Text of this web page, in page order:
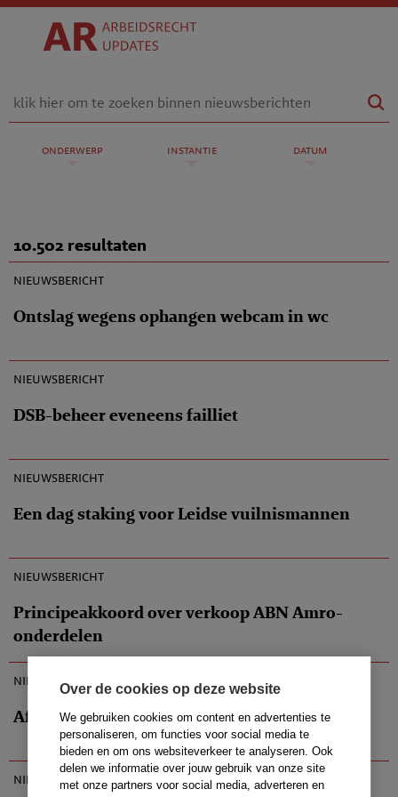
Over de cookies op deze website
We gebruiken cookies om content en advertenties te
personaliseren, om functies voor social media te
bieden en om ons websiteverkeer te analyseren. Ook
delen we informatie over jouw gebruik van onze site
met onze partners voor social media, adverteren en
onderwerp instantie datum
10.502 resultaten
nieuwsbericht
Ontslag wegens ophangen webcam in wc
nieuwsbericht
DSB-beheer eveneens failliet
nieuwsbericht
Een dag staking voor Leidse vuilnismannen
nieuwsbericht
Principeakkoord over verkoop ABN Amro-
onderdelen
nieuwsbericht
21-10-2009
Afbouw gesubsidieerde arbeid
nieuwsbericht
21-10-2009